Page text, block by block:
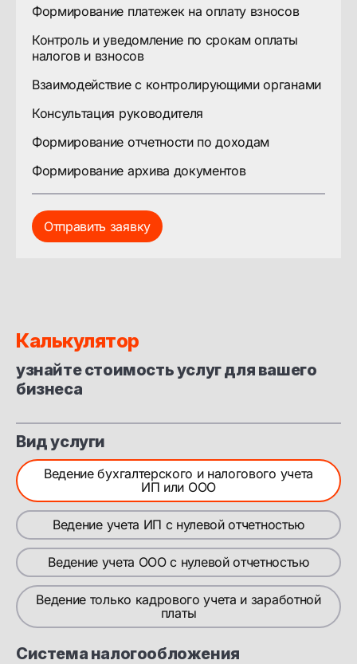
Формирование платежек на оплату взносов
Контроль и уведомление по срокам оплаты
налогов и взносов
Взаимодействие с контролирующими органами
Консультация руководителя
Формирование отчетности по доходам
Формирование архива документов
Отправить заявку
Калькулятор
узнайте стоимость услуг для вашего
бизнеса
Вид услуги
Ведение бухгалтерского и налогового учета
ИП или ООО
Ведение учета ИП с нулевой отчетностью
Ведение учета ООО с нулевой отчетностью
Ведение только кадрового учета и заработной
платы
Система налогообложения